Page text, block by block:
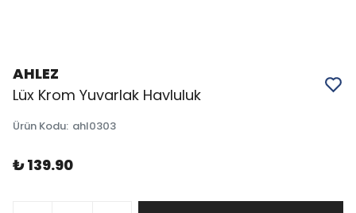
AHLEZ
Lüx Krom Yuvarlak Havluluk
Ürün Kodu: ahl0303
₺ 139.90